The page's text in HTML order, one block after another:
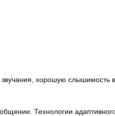
хорошую слышимость
Технологии